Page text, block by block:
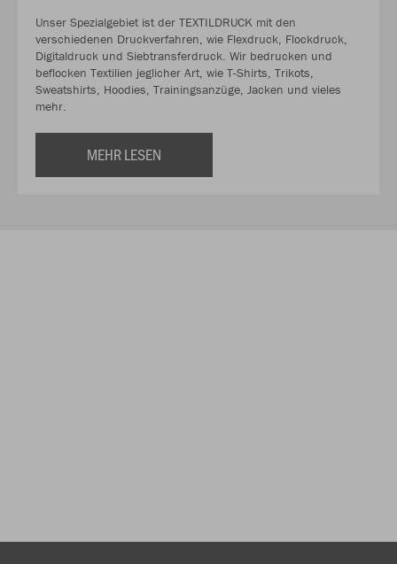
Unser Spezialgebiet ist der TEXTILDRUCK mit den
verschiedenen Druckverfahren, wie Flexdruck, Flockdruck,
Digitaldruck und Siebtransferdruck. Wir bedrucken und
beflocken Textilien jeglicher Art, wie T-Shirts, Trikots,
Sweatshirts, Hoodies, Trainingsanzüge, Jacken und vieles
mehr.
MEHR LESEN